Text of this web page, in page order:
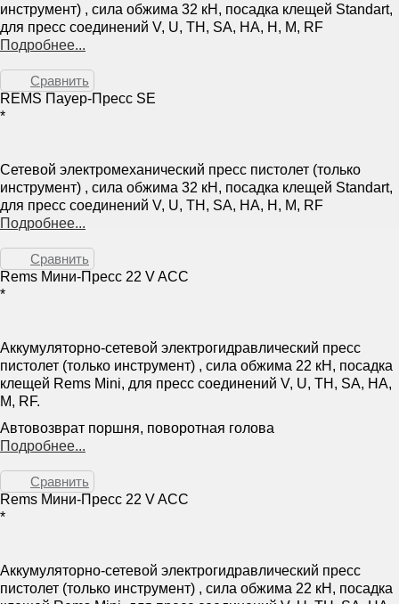
инструмент) , сила обжима 32 кН, посадка клещей Standart,
для пресс соединений V, U, TH, SA, HA, H, M, RF
Подробнее...
Сравнить
REMS Пауер-Пресс SE
*
Сетевой электромеханический пресс пистолет (только
инструмент) , сила обжима 32 кН, посадка клещей Standart,
для пресс соединений V, U, TH, SA, HA, H, M, RF
Подробнее...
Сравнить
Rems Мини-Пресс 22 V ACC
*
Аккумуляторно-сетевой электрогидравлический пресс
пистолет (только инструмент) , сила обжима 22 кН, посадка
клещей Rems Mini, для пресс соединений V, U, TH, SA, HA,
M, RF.
Автовозврат поршня, поворотная голова
Подробнее...
Сравнить
Rems Мини-Пресс 22 V ACC
*
Аккумуляторно-сетевой электрогидравлический пресс
пистолет (только инструмент) , сила обжима 22 кН, посадка